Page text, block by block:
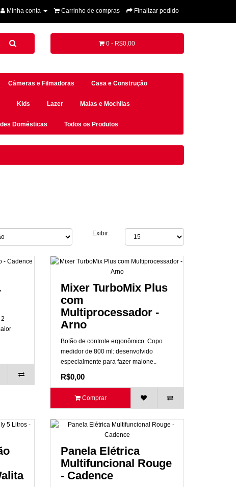
Minha conta Carrinho de compras Finalizar pedido
0 - R$0,00
Câmeras e Filmadoras Casa e Construção
Kids Lazer Malas e Mochilas
Domésticas Todos os Produtos
Exibir:
Mixer TurboMix Plus
com
Multiprocessador -
Arno
Botão de controle ergonômico. Copo
medidor de 800 ml: desenvolvido
especialmente para fazer maione..
R$0,00
Comprar
Panela Elétrica
Multifuncional Rouge
- Cadence